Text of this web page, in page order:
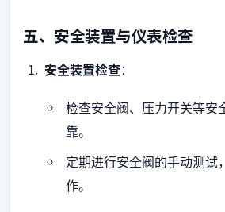
五、安全装置与仪表检查
安全装置检查：
检查安全阀、压力开关等安
靠。
定期进行安全阀的手动测试
作。